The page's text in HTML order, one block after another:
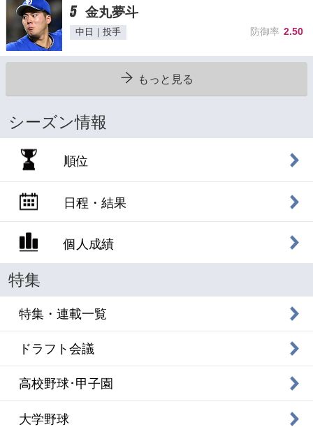
5 金丸夢斗
中日｜投手 防御率 2.50
もっと見る
シーズン情報
順位
日程・結果
個人成績
特集
特集・連載一覧
ドラフト会議
高校野球･甲子園
大学野球